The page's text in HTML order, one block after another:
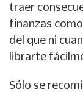
traer
finanzas
del que ni
librarte
Sólo se